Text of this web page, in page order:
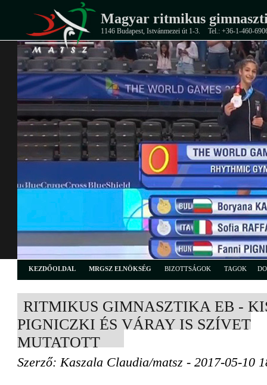
Magyar ritmikus
1146 Budapest, Istvánmezei út 1-3. Tel.: +36-1-460-
KEZDŐOLDAL MRGSZ ELNÖKSÉG BIZOTTSÁGOK TAGOK
RITMIKUS GIMNASZTIKA EB -
PIGNICZKI ÉS VÁRAY IS SZÍVET
MUTATOTT
Szerző: Kaszala Claudia/matsz - 2017-05-10